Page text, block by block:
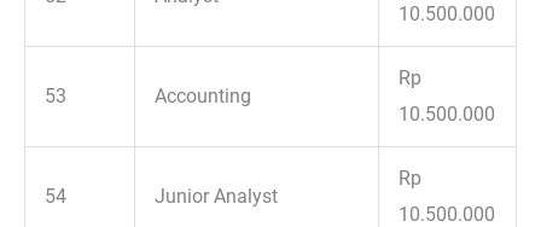
10.500.000
53 Accounting
Rp
10.500.000
54 Junior Analyst
Rp
10.500.000